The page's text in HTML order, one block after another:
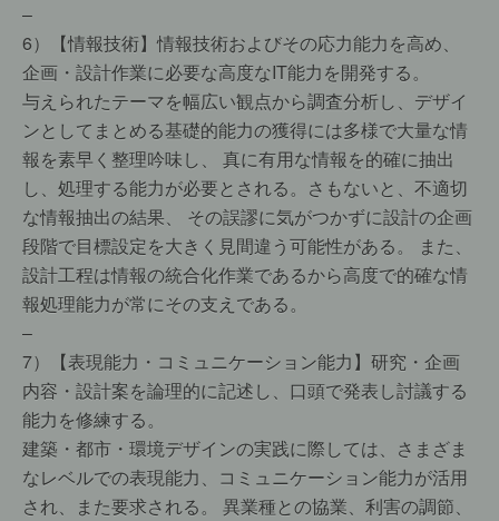
–
6）【情報技術】情報技術およびその応力能力を高め、
企画・設計作業に必要な高度なIT能力を開発する。
与えられたテーマを幅広い観点から調査分析し、デザイ
ンとしてまとめる基礎的能力の獲得には多様で大量な情
報を素早く整理吟味し、 真に有用な情報を的確に抽出
し、処理する能力が必要とされる。さもないと、不適切
な情報抽出の結果、 その誤謬に気がつかずに設計の企画
段階で目標設定を大きく見間違う可能性がある。 また、
設計工程は情報の統合化作業であるから高度で的確な情
報処理能力が常にその支えである。
–
7）【表現能力・コミュニケーション能力】研究・企画
内容・設計案を論理的に記述し、口頭で発表し討議する
能力を修練する。
建築・都市・環境デザインの実践に際しては、さまざま
なレベルでの表現能力、コミュニケーション能力が活用
され、また要求される。 異業種との協業、利害の調節、